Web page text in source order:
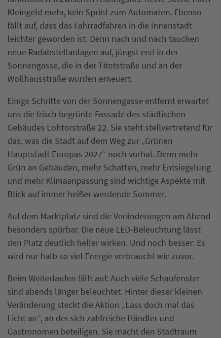
Kleingeld mehr, kein Sprint zum Automaten. Ebenso
fällt auf, dass das Fahrradfahren in die Innenstadt
leichter geworden ist. Denn nach und nach tauchen
neue Radabstellanlagen auf, jüngst erst in der
Sonnengasse, die in der Titotstraße und an der
Wollhausstraße wurden erneuert.
Einige Schritte von der Sonnengasse entfernt erwartet
uns die frisch begrünte Fassade des städtischen
Gebäudes Lohtorstraße 22. Sie steht stellvertretend für
das, was die Stadt auf dem Weg zur „Grünen
Hauptstadt Europas 2027“ noch vorhat. Denn mehr
Grün an Gebäuden, mehr Schatten, mehr Entsiegelung
und mehr Klimaanpassung sind wichtige Aspekte mit
Blick auf immer heißer werdende Sommer.
Auf dem Marktplatz sind die Veränderungen am Abend
besonders spürbar. Die neue LED-Beleuchtung lässt
den Platz deutlich heller wirken. Und noch besser: Es
wird nur halb so viel Energie verbraucht wie zuvor.
Beim Weiterlaufen fällt auf: Auch viele Schaufenster
sind abends länger beleuchtet. Hinter dieser kleinen
Veränderung steckt die Aktion „Lass doch mal das
Licht an“, an der sich zahlreiche Händler und
Gastronomen beteiligen. Sie macht den Stadtraum